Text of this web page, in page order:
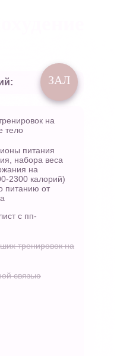
с пп-
тренировок на
связью
на
тело
питания
набора веса
на
2300 калорий)
питанию от
ЗАЛ